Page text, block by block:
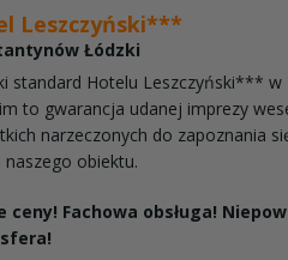
Leszczyński***
Łódzki
standard Hotelu Leszczyński*** w
to gwarancja udanej imprezy
narzeczonych do zapoznania
obiektu.
ceny! Fachowa obsługa!